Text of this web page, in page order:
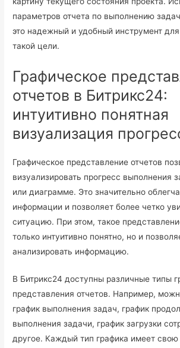
параметров отчета по выполнению
это надежный и удобный инструмент
такой цели.
Графическое
отчетов в Битрикс24:
интуитивно понятная
визуализация
Графическое представление отчетов
визуализировать прогресс выполнения
или диаграмме. Это значительно
информации и позволяет более четко
ситуацию. При этом, такое
только интуитивно понятно, но и
анализировать информацию.
В Битрикс24 доступны различные типы
представления отчетов. Например,
график выполнения задач, график
выполнения задачи, график загрузки
другое. Каждый тип графика имеет свою